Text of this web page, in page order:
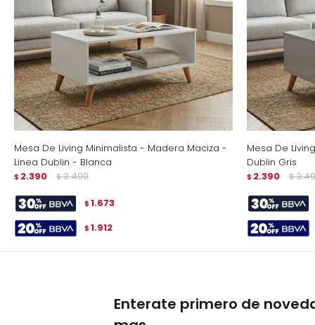
Mesa De Living Minimalista - Madera Maciza -
Linea Dublin - Blanca
$ 2.390 $ 3.490
$ 1.673
$ 1.912
Mesa De
Dublin Gris
$ 2.390 $
Enterate primero de